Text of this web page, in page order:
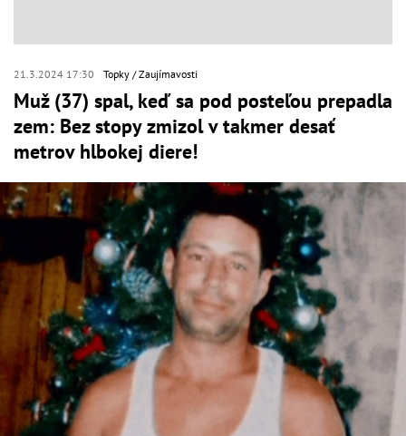
21.3.2024 17:30 Topky Zaujímavosti
Muž (37) spal, keď sa pod posteľou prepadla
zem: Bez stopy zmizol v takmer desať
metrov hlbokej diere!